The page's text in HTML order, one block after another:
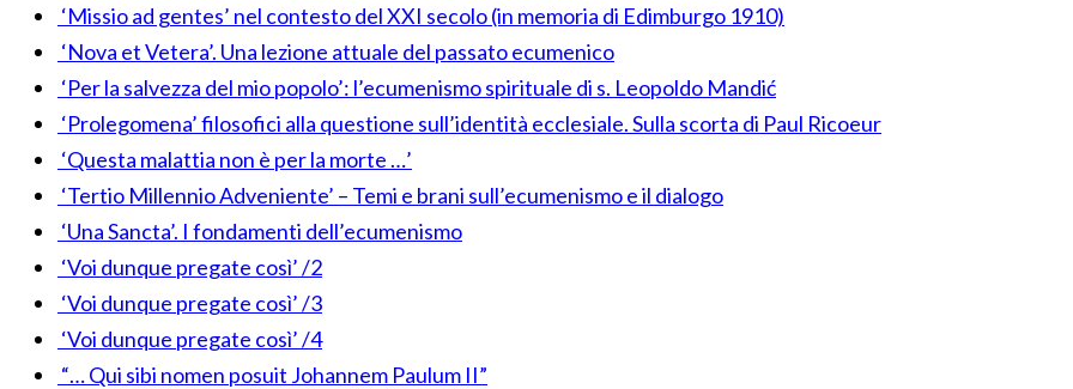
‘Missio ad gentes’ nel contesto del XXI secolo (in memoria di Edimburgo 1910)
‘Nova et Vetera’. Una lezione attuale del passato ecumenico
‘Per la salvezza del mio popolo’: l’ecumenismo spirituale di s. Leopoldo Mandić
‘Prolegomena’ filosofici alla questione sull’identità ecclesiale. Sulla scorta di Paul Ricoeur
‘Questa malattia non è per la morte …’
‘Tertio Millennio Adveniente’ – Temi e brani sull’ecumenismo e il dialogo
‘Una Sancta’. I fondamenti dell’ecumenismo
‘Voi dunque pregate così’ /2
‘Voi dunque pregate così’ /3
‘Voi dunque pregate così’ /4
“… Qui sibi nomen posuit Johannem Paulum II”